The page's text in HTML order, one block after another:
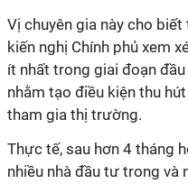
Vị chuyên gia này cho
kiến nghị Chính phủ xem
ít nhất trong giai đoạn
nhằm tạo điều kiện thu
tham gia thị trường.
Thực tế, sau hơn 4 tháng
nhiều nhà đầu tư trong và